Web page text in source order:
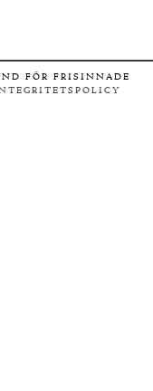
FÖR FRISINNADE